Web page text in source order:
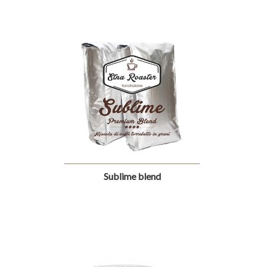
Sublime blend